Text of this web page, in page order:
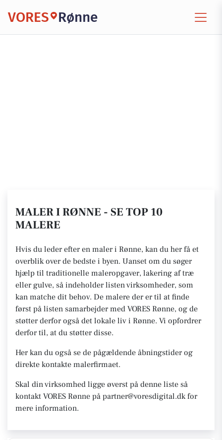
VORES Rønne
MALER I RØNNE - SE TOP 10
MALERE
Hvis du leder efter en maler i Rønne, kan du her få et
overblik over de bedste i byen. Uanset om du søger
hjælp til traditionelle maleropgaver, lakering af træ
eller gulve, så indeholder listen virksomheder, som
kan matche dit behov. De malere der er til at finde
først på listen samarbejder med VORES Rønne, og de
støtter derfor også det lokale liv i Rønne. Vi opfordrer
derfor til, at du støtter disse.
Her kan du også se de pågældende åbningstider og
direkte kontakte malerfirmaet.
Skal din virksomhed ligge øverst på denne liste så
kontakt VORES Rønne på partner@voresdigital.dk for
mere information.